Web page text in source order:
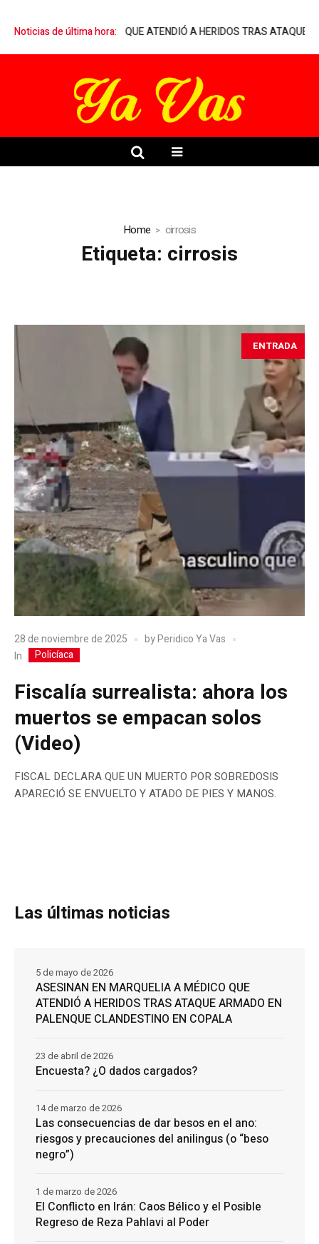
Noticias de última hora:
A MÉDICO QUE ATENDIÓ A HERIDOS TRAS ATAQUE
Home cirrosis
Etiqueta: cirrosis
ENTRADA
28 de noviembre de 2025 byPeridico Ya Vas
In
Policíaca
Fiscalía surrealista: ahora los
muertos se empacan solos
(Video)
FISCAL DECLARA QUE UN MUERTO POR SOBREDOSIS
APARECIÓ SE ENVUELTO Y ATADO DE PIES Y MANOS.
Las últimas noticias
ASESINAN EN MARQUELIA A MÉDICO QUE
ATENDIÓ A HERIDOS TRAS ATAQUE ARMADO EN
PALENQUE CLANDESTINO EN COPALA
5 de mayo de 2026
Encuesta? ¿O dados cargados?
23 de abril de 2026
Las consecuencias de dar besos en el ano:
riesgos y precauciones del anilingus (o “beso
negro”)
14 de marzo de 2026
El Conflicto en Irán: Caos Bélico y el Posible
Regreso de Reza Pahlavi al Poder
1 de marzo de 2026